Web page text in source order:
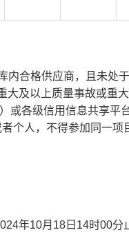
内合格供应商，且未
大及以上质量事故或重
或各级信用信息共享
个人，不得参加同一
年10月18日14时00